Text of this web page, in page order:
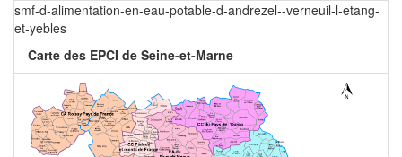
smf-d-alimentation-en-eau-potable-d-andrezel--verneuil-l-etang-
et-yebles
Carte des EPCI de Seine-et-Marne